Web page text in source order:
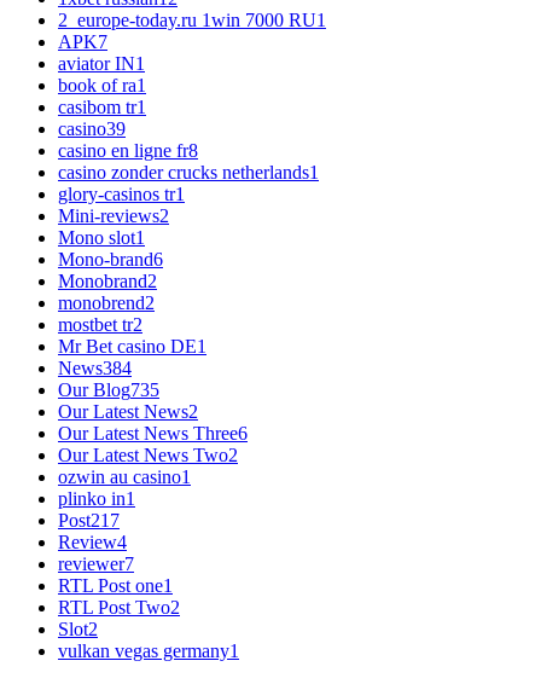
2_europe-today.ru 1win 7000 RU1
APK7
aviator IN1
book of ra1
casibom tr1
casino39
casino en ligne fr8
casino zonder crucks netherlands1
glory-casinos tr1
Mini-reviews2
Mono slot1
Mono-brand6
Monobrand2
monobrend2
mostbet tr2
Mr Bet casino DE1
News384
Our Blog735
Our Latest News2
Our Latest News Three6
Our Latest News Two2
ozwin au casino1
plinko in1
Post217
Review4
reviewer7
RTL Post one1
RTL Post Two2
Slot2
vulkan vegas germany1